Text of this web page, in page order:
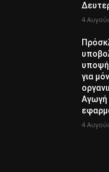
4
για
Αγωγή
4